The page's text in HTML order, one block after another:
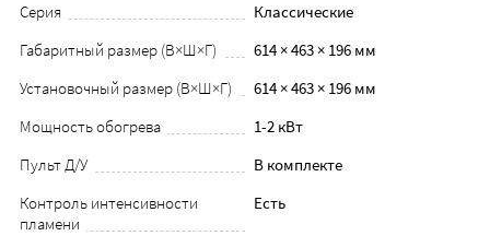
Серия
Классические
Габаритный размер (В×Ш×Г)
614 × 463 × 196 мм
Установочный размер (В×Ш×Г)
614 × 463 × 196 мм
Мощность обогрева
1-2 кВт
Пульт Д/У
В комплекте
Контроль интенсивности
пламени
Есть